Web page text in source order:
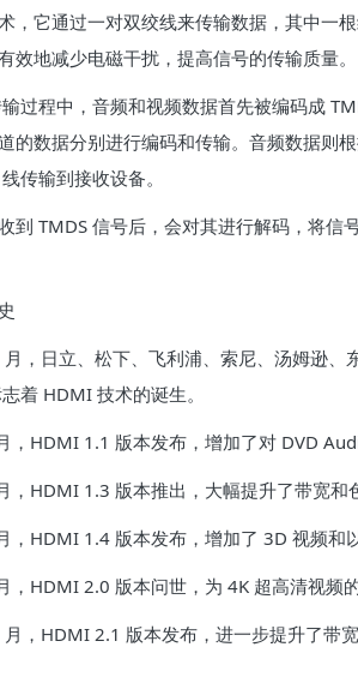
，它通过一对双绞线来传输数据，其中一
效地减少电磁干扰，提高信号的传输质量。
程中，音频和视频数据首先被编码成
的数据分别进行编码和传输。音频数据则
传输到接收设备。
TMDS 信号后，会对其进行解码，将信
日立、松下、飞利浦、索尼、汤姆逊、
着 HDMI 技术的诞生。
HDMI 1.1 版本发布，增加了对 DVD
HDMI 1.3 版本推出，大幅提升了带宽和色
HDMI 1.4 版本发布，增加了 3D 视频和以
2.0 版本问世，为 4K 超高清视频的
HDMI 2.1 版本发布，进一步提升了带宽